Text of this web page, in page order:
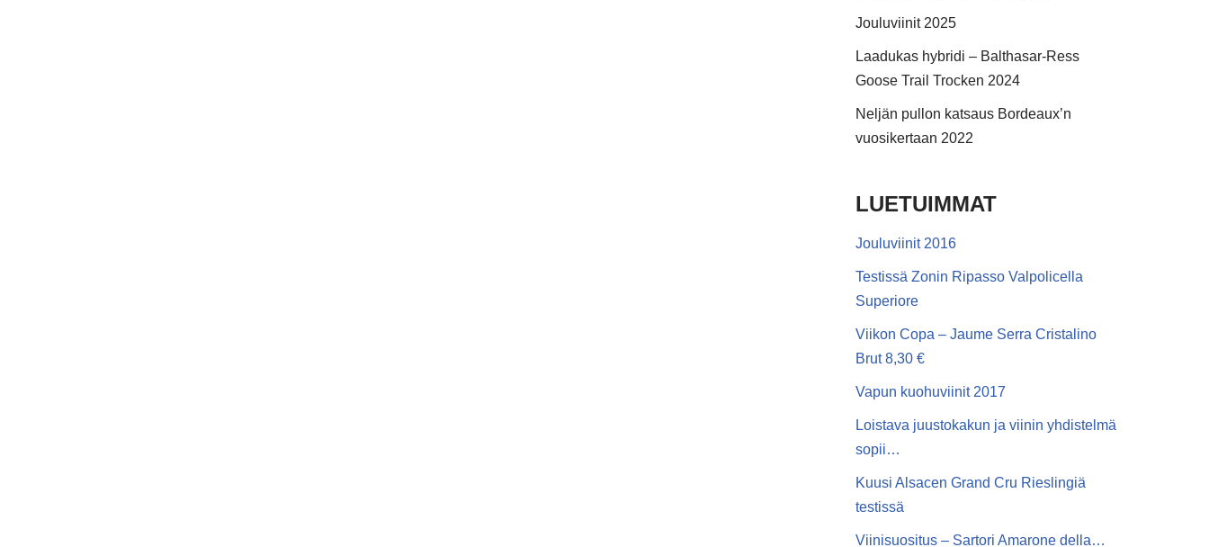
Jouluviinit 2025
Laadukas hybridi – Balthasar-Ress
Goose Trail Trocken 2024
Neljän pullon katsaus Bordeaux’n
vuosikertaan 2022
LUETUIMMAT
Jouluviinit 2016
Testissä Zonin Ripasso Valpolicella
Superiore
Viikon Copa – Jaume Serra Cristalino
Brut 8,30 €
Vapun kuohuviinit 2017
Loistava juustokakun ja viinin yhdistelmä
sopii…
Kuusi Alsacen Grand Cru Rieslingiä
testissä
Viinisuositus – Sartori Amarone della…